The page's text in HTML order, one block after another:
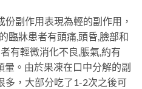
副作用表現為輕的副作用，
臨牀患者有頭痛,頭昏,臉部和
有輕微消化不良,脹氣,約有
。由於果凍在口中分解的副
多，大部分吃了1-2次之後可